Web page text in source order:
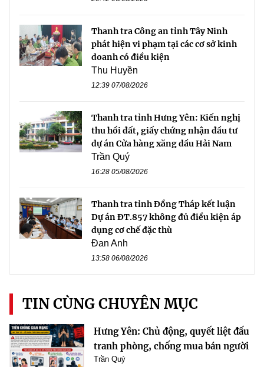
Thanh tra Công an tỉnh Tây Ninh
phát hiện vi phạm tại các cơ sở kinh
doanh có điều kiện
Thu Huyền
12:39 07/08/2026
Thanh tra tỉnh Hưng Yên: Kiến nghị
thu hồi đất, giấy chứng nhận đầu tư
dự án Cửa hàng xăng dầu Hải Nam
Trần Quý
16:28 05/08/2026
Thanh tra tỉnh Đồng Tháp kết luận
Dự án ĐT.857 không đủ điều kiện áp
dụng cơ chế đặc thù
Đan Anh
13:58 06/08/2026
TIN CÙNG CHUYÊN MỤC
Hưng Yên: Chủ động, quyết liệt đấu
tranh phòng, chống mua bán người
Trần Quý